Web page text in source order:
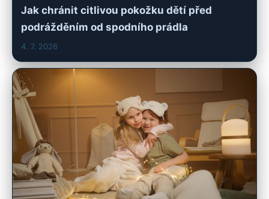
Jak chránit citlivou pokožku dětí před
podrážděním od spodního prádla
4. 7. 2026